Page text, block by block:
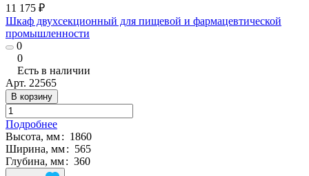
11 175 ₽
Шкаф двухсекционный для пищевой и фармацевтической
промышленности
0
0
Есть в наличии
Арт. 22565
В корзину
Подробнее
Высота, мм: 1860
Ширина, мм: 565
Глубина, мм: 360